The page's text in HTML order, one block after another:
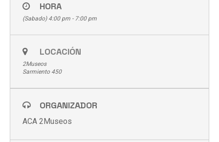
HORA
(Sabado) 4:00 pm - 7:00 pm
LOCACIÓN
2Museos
Sarmiento 450
ORGANIZADOR
ACA 2Museos